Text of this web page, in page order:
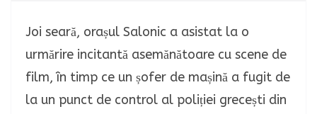
Joi seară, orașul Salonic a asistat la o
urmărire incitantă asemănătoare cu scene de
film, în timp ce un șofer de mașină a fugit de
la un punct de control al poliției grecești din